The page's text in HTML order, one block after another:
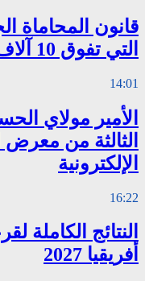
قانون المحاماة
التي تفوق 10 آلاف درهم بالشيك
14:01
الأمير مولاي
الثالثة من
الإلكترونية
16:22
النتائج
أفريقيا 2027